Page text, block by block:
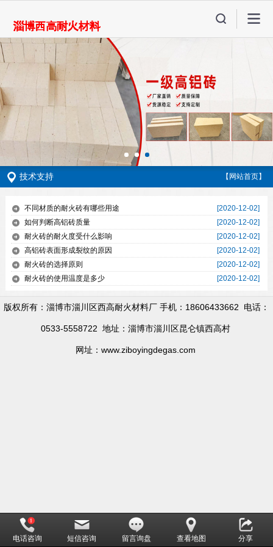
技术支持 【网站首页】
[2020-12-02]
不同材质的耐火砖有哪些用途
[2020-12-02]
如何判断高铝砖质量
[2020-12-02]
耐火砖的耐火度受什么影响
[2020-12-02]
高铝砖表面形成裂纹的原因
[2020-12-02]
耐火砖的选择原则
[2020-12-02]
耐火砖的使用温度是多少
版权所有：淄博市淄川区西高耐火材料厂 手机：18606433662 电话：
0533-5558722 地址：淄博市淄川区昆仑镇西高村
网址：www.ziboyingdegas.com
电话咨询 短信咨询 留言询盘 查看地图 分享